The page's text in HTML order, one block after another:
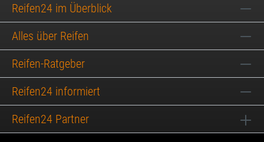
Reifen24 im Überblick
Alles über Reifen
Reifen-Ratgeber
Reifen24 informiert
Reifen24 Partner